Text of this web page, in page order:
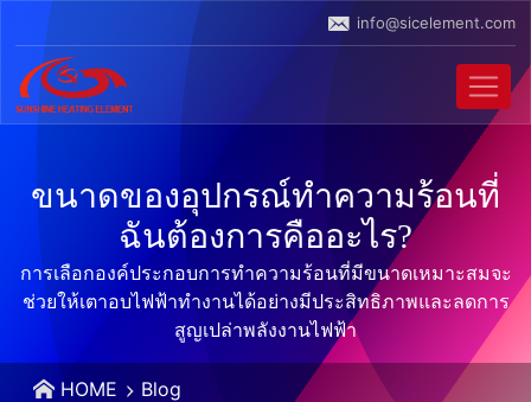
info@sicelement.com
ขนาดของอุปกรณ์ทำความร้อนที่
ฉันต้องการคืออะไร?
การเลือกองค์ประกอบการทําความร้อนที่มีขนาดเหมาะสมจะ
ช่วยให้เตาอบไฟฟ้าทํางานได้อย่างมีประสิทธิภาพและลดการ
สูญเปล่าพลังงานไฟฟ้า
HOME Blog